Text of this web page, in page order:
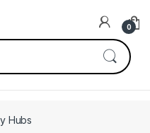
0
Hubs